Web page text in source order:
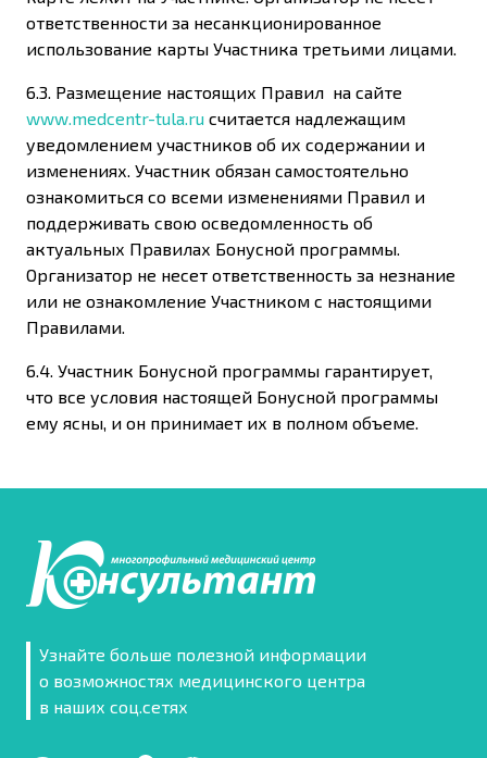
ответственности за несанкционированное
использование карты Участника третьими лицами.
6.3. Размещение настоящих Правил на сайте
www.medcentr-tula.ru считается надлежащим
уведомлением участников об их содержании и
изменениях. Участник обязан самостоятельно
ознакомиться со всеми изменениями Правил и
поддерживать свою осведомленность об
актуальных Правилах Бонусной программы.
Организатор не несет ответственность за незнание
или не ознакомление Участником с настоящими
Правилами.
6.4. Участник Бонусной программы гарантирует,
что все условия настоящей Бонусной программы
ему ясны, и он принимает их в полном объеме.
Узнайте больше полезной информации
о возможностях медицинского центра
в наших соц.сетях